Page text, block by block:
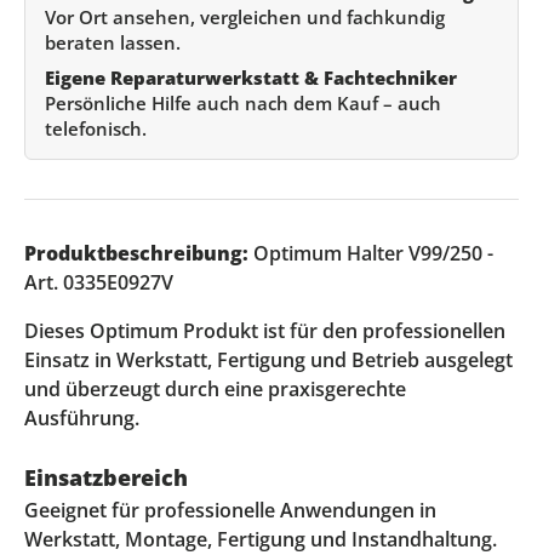
Vor Ort ansehen, vergleichen und fachkundig
beraten lassen.
Eigene Reparaturwerkstatt & Fachtechniker
Persönliche Hilfe auch nach dem Kauf – auch
telefonisch.
Produktbeschreibung: Optimum Halter V99/250 -
Art. 0335E0927V
Dieses Optimum Produkt ist für den professionellen
Einsatz in Werkstatt, Fertigung und Betrieb ausgelegt
und überzeugt durch eine praxisgerechte
Ausführung.
Einsatzbereich
Geeignet für professionelle Anwendungen in
Werkstatt, Montage, Fertigung und Instandhaltung.